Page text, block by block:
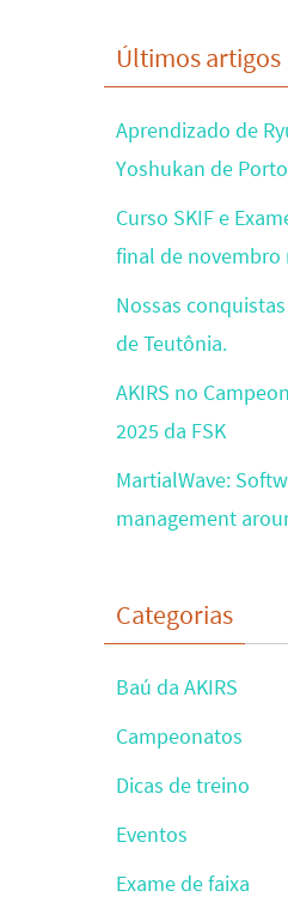
Últimos artigos
Aprendizado de
Yoshukan de
Curso SKIF e
final de novembro
Nossas
de Teutônia.
AKIRS no
2025 da FSK
MartialWave:
management
Categorias
Baú da AKIRS
Campeonatos
Dicas de treino
Eventos
Exame de faixa